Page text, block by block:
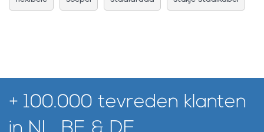
+ 100.000 tevreden klanten